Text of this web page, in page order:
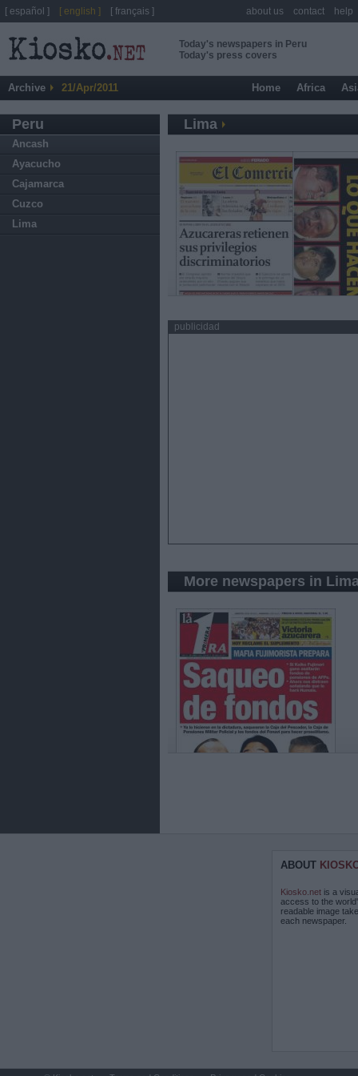
Today's newspapers in Peru
Today's press covers
Archive 21/Apr/2011 Home Africa
Peru
Ancash
Ayacucho
Cajamarca
Cuzco
Lima
Lima
publicidad
More newspapers in
ABOUT
Kiosko.net is a
access to the
readable image
each newspaper.
[ español ] [ english ] [ français ] about us contact help